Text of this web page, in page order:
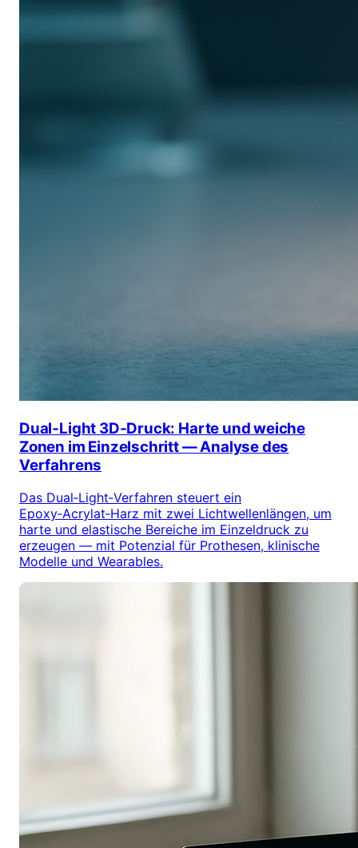
Dual‑Light 3D‑Druck: Harte und weiche
Zonen im Einzelschritt — Analyse des
Verfahrens
Das Dual‑Light‑Verfahren steuert ein
Epoxy‑Acrylat‑Harz mit zwei Lichtwellenlängen, um
harte und elastische Bereiche im Einzeldruck zu
erzeugen — mit Potenzial für Prothesen, klinische
Modelle und Wearables.